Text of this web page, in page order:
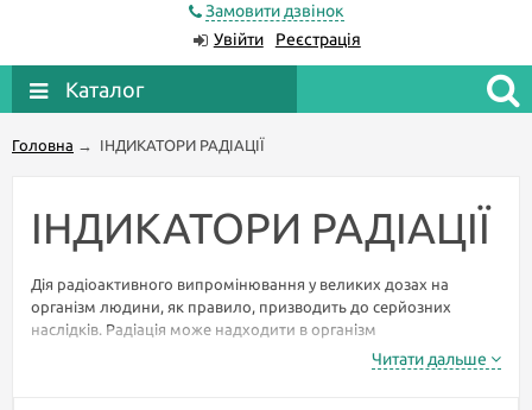
Замовити дзвінок
Увійти
Реєстрація
Каталог
Головна → ІНДИКАТОРИ РАДІАЦІЇ
ІНДИКАТОРИ РАДІАЦІЇ
Дія радіоактивного випромінювання у великих дозах на
організм людини, як правило, призводить до серйозних
наслідків. Радіація може надходити в організм
найрізноманітнішими шляхами. При прийомі їжі, разом з
продуктами, при диханні і навіть через шкіру. Під час
Читати дальше